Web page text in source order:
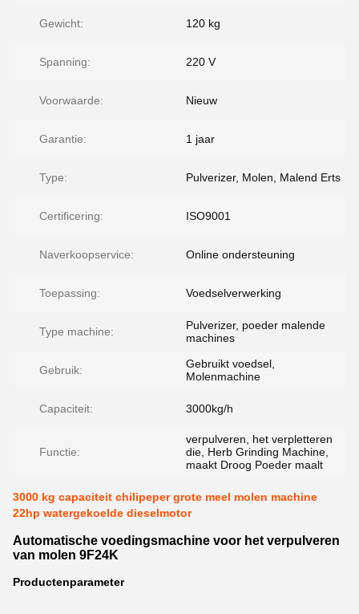
Gewicht: 120 kg
Spanning: 220 V
Voorwaarde: Nieuw
Garantie: 1 jaar
Type: Pulverizer, Molen, Malend Erts
Certificering: ISO9001
Naverkoopservice: Online ondersteuning
Toepassing: Voedselverwerking
Type machine:
Pulverizer, poeder malende
machines
Gebruik:
Gebruikt voedsel,
Molenmachine
Capaciteit: 3000kg/h
Functie:
verpulveren, het verpletteren
die, Herb Grinding Machine,
maakt Droog Poeder maalt
3000 kg capaciteit chilipeper grote meel molen machine
22hp watergekoelde dieselmotor
Automatische voedingsmachine voor het verpulveren
van molen 9F24K
Productenparameter